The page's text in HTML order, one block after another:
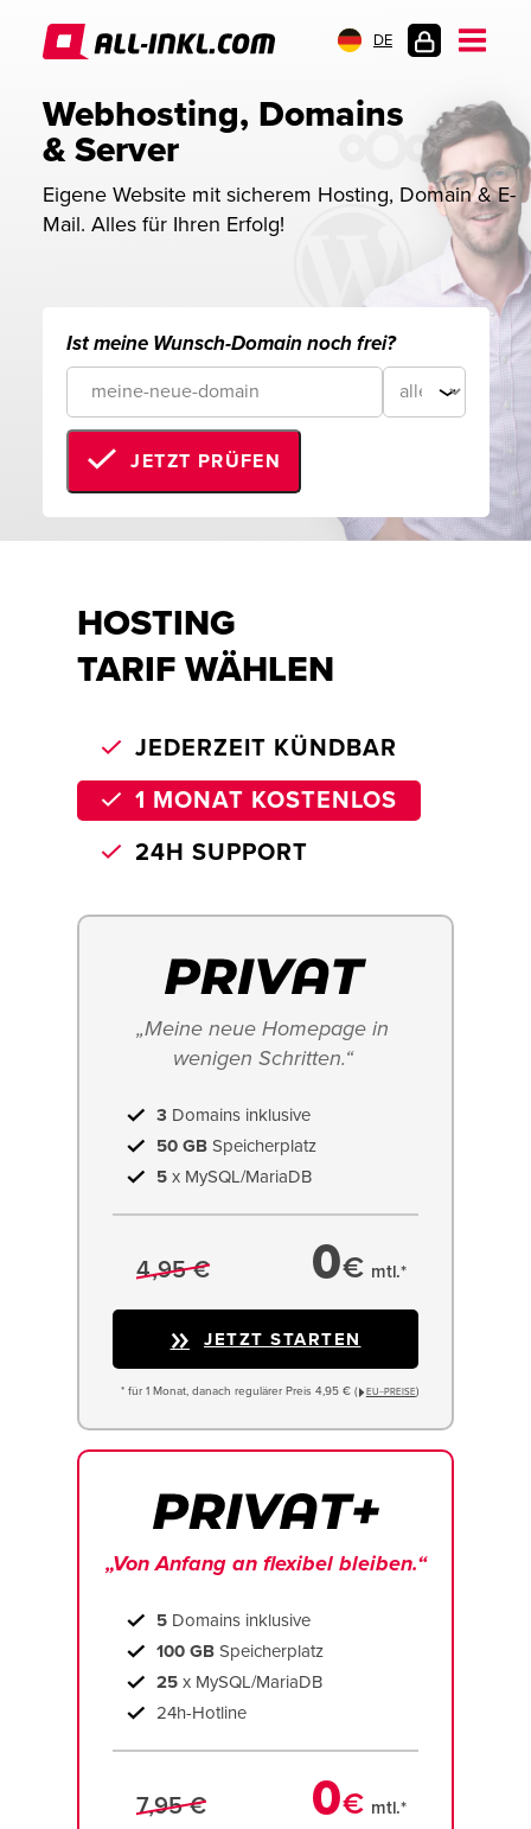
DE
Webhosting, Domains
& Server
Eigene Website mit sicherem Hosting, Domain & E-
Mail. Alles für Ihren Erfolg!
Ist meine Wunsch-Domain noch frei?
JETZT PRÜFEN
HOSTING
TARIF WÄHLEN
JEDERZEIT KÜNDBAR
1 MONAT KOSTENLOS
24H SUPPORT
„Meine neue Homepage in
wenigen Schritten.“
3 Domains inklusive
50 GB Speicherplatz
5 x MySQL/MariaDB
4,95 € 0€ mtl.*
JETZT STARTEN
* für 1 Monat, danach regulärer Preis 4,95 € ( EU−PREISE)
„Von Anfang an flexibel bleiben.“
5 Domains inklusive
100 GB Speicherplatz
25 x MySQL/MariaDB
24h-Hotline
7,95 € 0€ mtl.*